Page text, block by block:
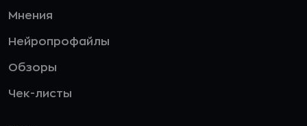
Мнения
Нейропрофайлы
Обзоры
Чек-листы